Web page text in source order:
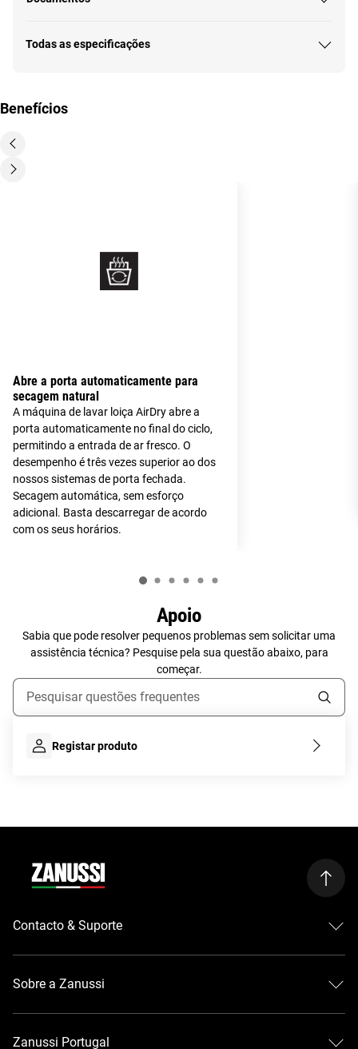
Todas as especificações
Benefícios
Abre a porta automaticamente para
secagem natural
A máquina de lavar loiça AirDry abre a
porta automaticamente no final do ciclo,
permitindo a entrada de ar fresco. O
desempenho é três vezes superior ao dos
nossos sistemas de porta fechada.
Secagem automática, sem esforço
adicional. Basta descarregar de acordo
com os seus horários.
Apoio
Sabia que pode resolver pequenos problemas sem solicitar uma
assistência técnica? Pesquise pela sua questão abaixo, para
começar.
Type to search for support articles
Registar produto
Contacto & Suporte
Registar produtos
Garantia
Sobre a Zanussi
Guias de compra
Zanussi Portugal